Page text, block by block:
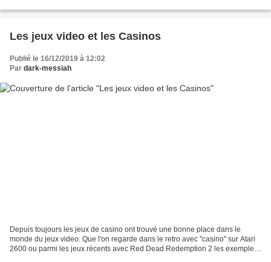
Les jeux video et les Casinos
Publié le 16/12/2019 à 12:02
Par dark-messiah
Depuis toujours les jeux de casino ont trouvé une bonne place dans le
monde du jeux video. Que l'on regarde dans le retro avec "casino" sur Atari
2600 ou parmi les jeux récents avec Red Dead Redemption 2 les exemples